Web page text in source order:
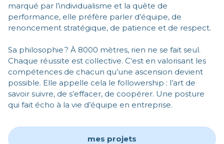
marqué par l’individualisme et la quête de
performance, elle préfère parler d’équipe, de
renoncement stratégique, de patience et de respect.
Sa philosophie ? À 8000 mètres, rien ne se fait seul.
Chaque réussite est collective. C’est en valorisant les
compétences de chacun qu’une ascension devient
possible. Elle appelle cela le followership : l’art de
savoir suivre, de s’effacer, de coopérer. Une posture
qui fait écho à la vie d’équipe en entreprise.
mes projets